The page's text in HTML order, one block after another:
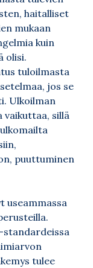
haitalliset
mukaan
kuin
olisi.
tuloilmasta
jos se
Ulkoilman
vaikuttaa, sillä
puuttuminen
useammassa
standardeissa
tulee